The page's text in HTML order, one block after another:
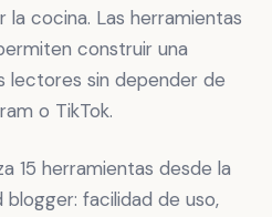
la cocina. Las herramientas
construir una
lectores sin depender de
o TikTok.
15 herramientas desde la
facilidad de uso,